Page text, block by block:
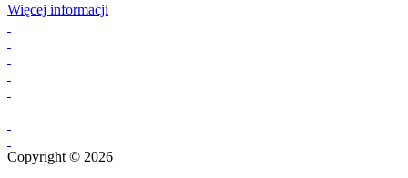
Więcej informacji
Copyright © 2026